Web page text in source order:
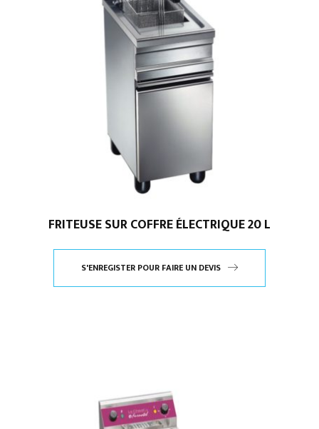
FRITEUSE SUR COFFRE ÉLECTRIQUE 20 L
S'ENREGISTER POUR FAIRE UN DEVIS